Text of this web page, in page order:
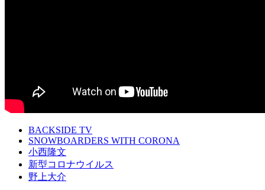
BACKSIDE TV
SNOWBOARDERS WITH CORONA
小西隆文
新型コロナウイルス
野上大介